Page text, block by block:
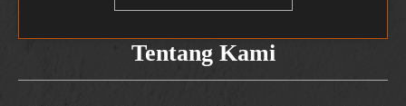
Tentang Kami